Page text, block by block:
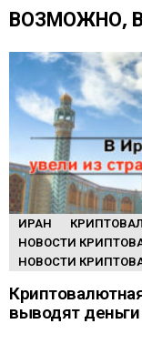
щ
ВОЗМОЖНО,
ИРАН
НОВОСТИ
НОВОСТИ
выводят деньги